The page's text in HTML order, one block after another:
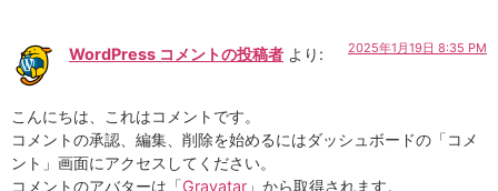
WordPress コメントの投稿者 より: 2025年1月19日 8:35 PM
こんにちは、これはコメントです。
コメントの承認、編集、削除を始めるにはダッシュボードの「コメ
ント」画面にアクセスしてください。
コメントのアバターは「Gravatar 」から取得されます。